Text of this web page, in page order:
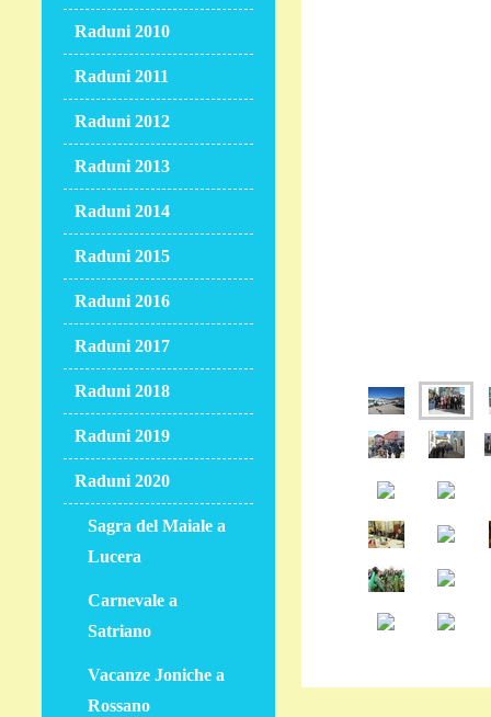
Raduni 2010
Raduni 2011
Raduni 2012
Raduni 2013
Raduni 2014
Raduni 2015
Raduni 2016
Raduni 2017
Raduni 2018
Raduni 2019
Raduni 2020
Sagra del Maiale a
Lucera
Carnevale a
Satriano
Vacanze Joniche a
Rossano